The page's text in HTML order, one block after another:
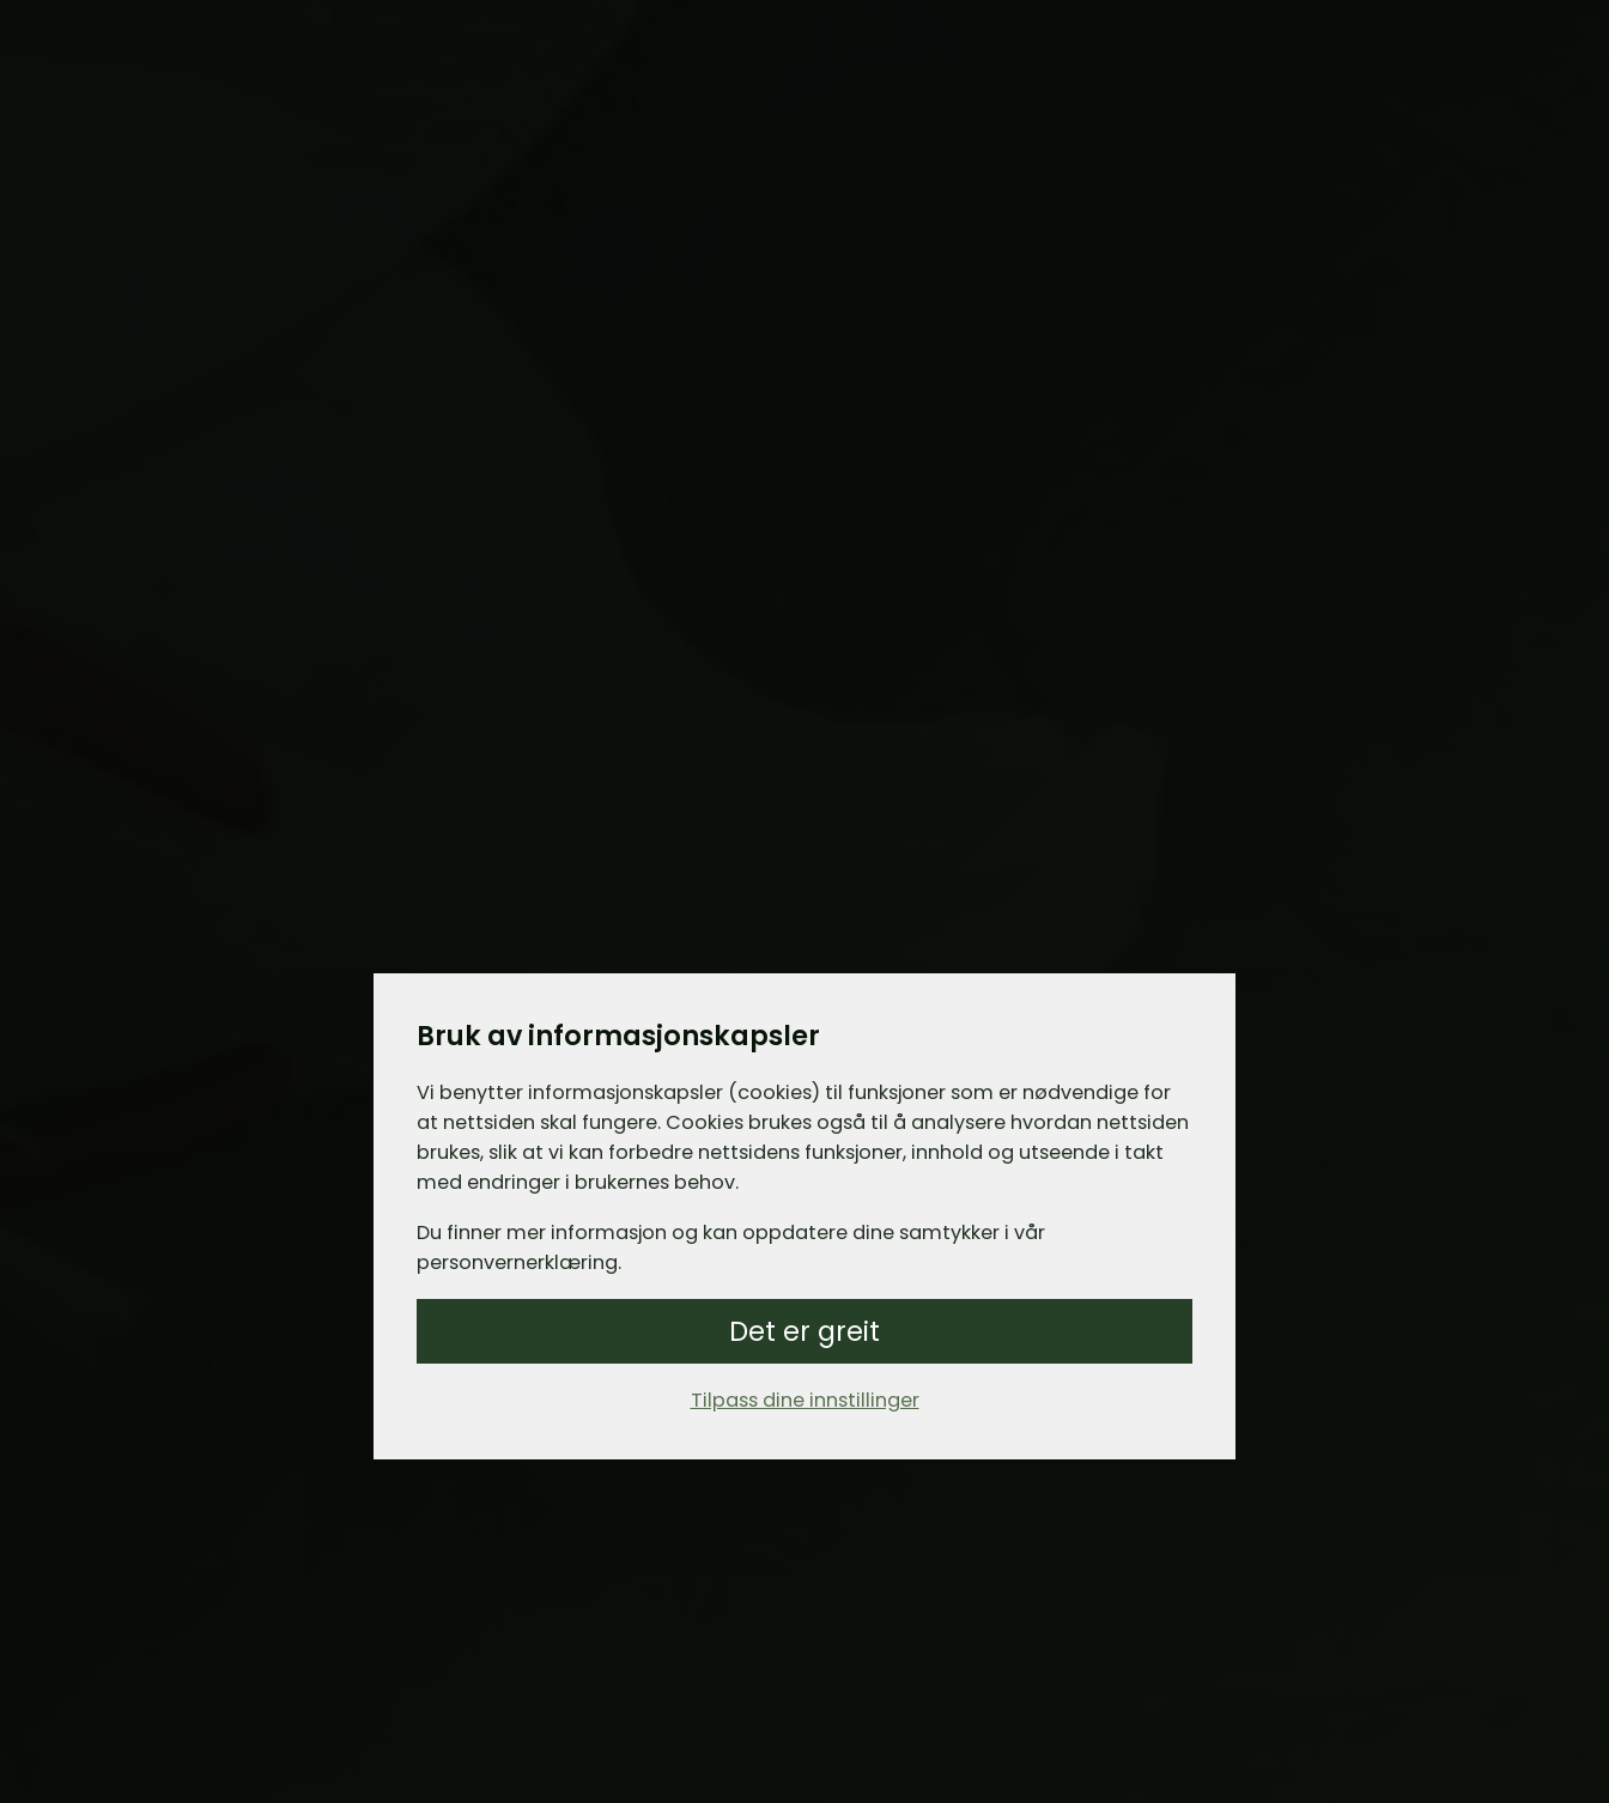
Bruk av informasjonskapsler
Vi benytter informasjons­kapsler (cookies) til funksjoner som er nødvendige for
at nettsiden skal fungere. Cookies brukes også til å analysere hvordan nettsiden
brukes, slik at vi kan forbedre nettsidens funksjoner, innhold og utseende i takt
med endringer i brukernes behov.
Du finner mer informasjon og kan oppdatere dine samtykker i vår
personvernerklæring.
Det er greit
Tilpass dine innstillinger